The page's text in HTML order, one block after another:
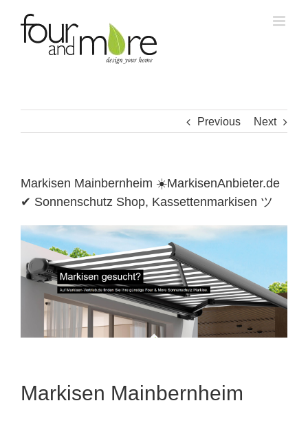
content
Previous Next
Markisen Mainbernheim ☀️MarkisenAnbieter.de
✔ Sonnenschutz Shop, Kassettenmarkisen ツ
Markisen Mainbernheim